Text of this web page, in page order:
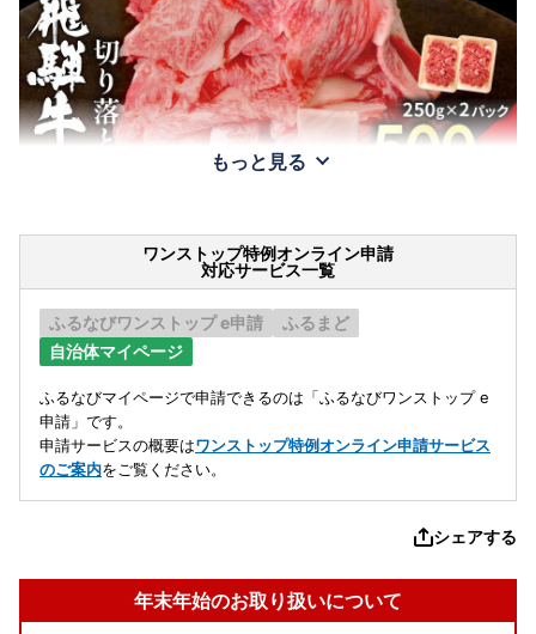
もっと見る
ワンストップ特例オンライン申請
対応サービス一覧
ふるなびワンストップ e申請
ふるまど
自治体マイページ
ふるなびマイページで申請できるのは「ふるなびワンストップ e
申請」です。
申請サービスの概要はワンストップ特例オンライン申請サービス
のご案内をご覧ください。
シェアする
年末年始のお取り扱いについて